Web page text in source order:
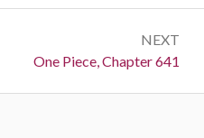
NEXT
Next:
One Piece, Chapter 641